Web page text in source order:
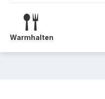
Warmhalten